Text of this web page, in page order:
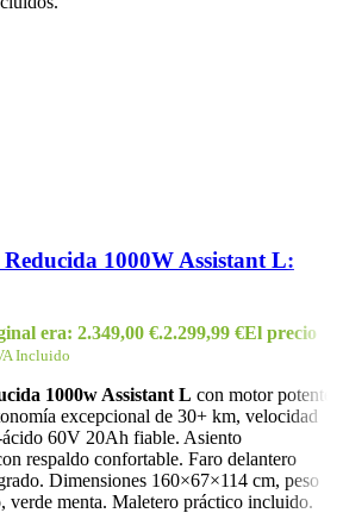
1000W Assistant L:
era: 2.349,00 €.2.299,99 €El precio
Incluido
1000w Assistant L con motor potente
excepcional de 30+ km, velocidad
60V 20Ah fiable. Asiento
respaldo confortable. Faro delantero
Dimensiones 160×67×114 cm, peso
verde menta. Maletero práctico incluido.